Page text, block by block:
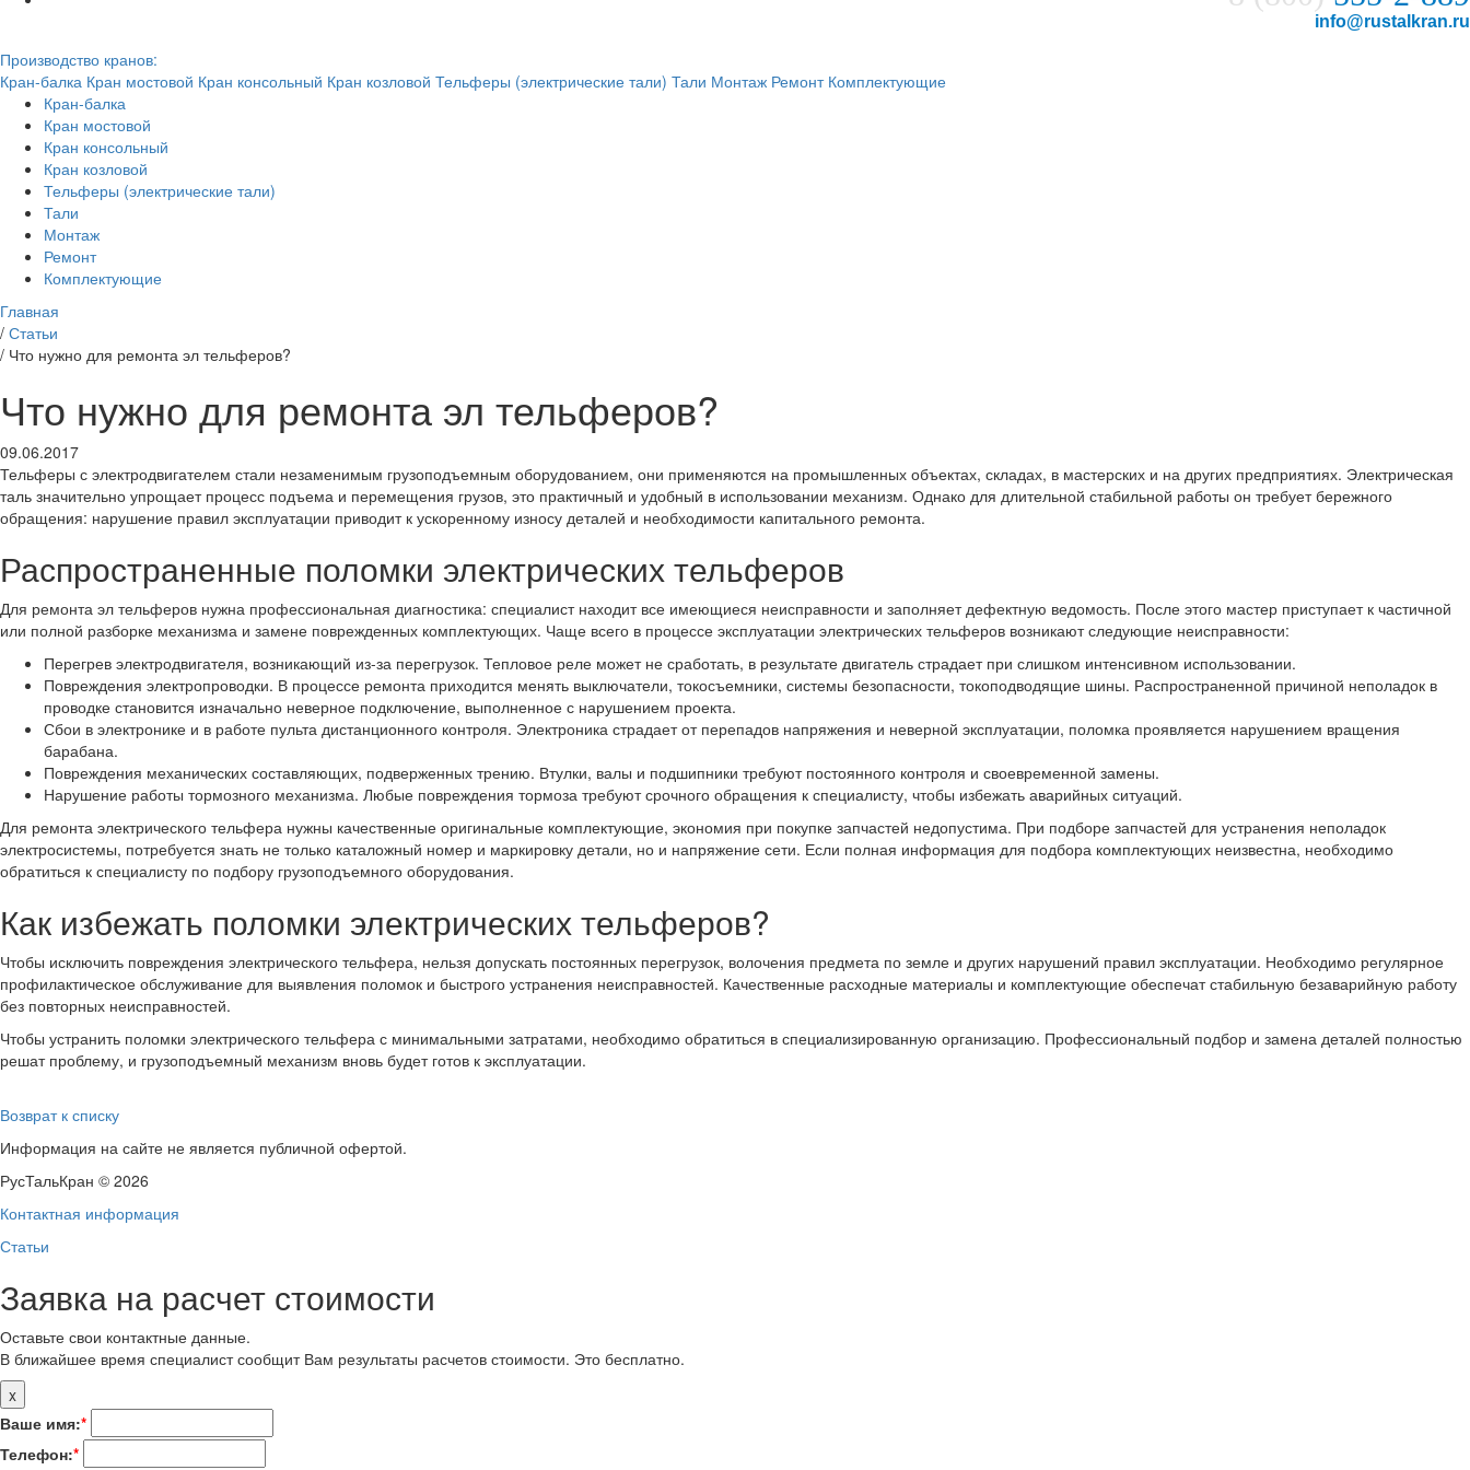
info@rustalkran.ru
Производство кранов:
Кран-балка Кран мостовой Кран консольный Кран козловой Тельферы (электрические тали) Тали Монтаж Ремонт Комплектующие
Кран-балка
Кран мостовой
Кран консольный
Кран козловой
Тельферы (электрические тали)
Тали
Монтаж
Ремонт
Комплектующие
Главная
/ Статьи
/ Что нужно для ремонта эл тельферов?
Что нужно для ремонта эл тельферов?
09.06.2017
Тельферы с электродвигателем стали незаменимым грузоподъемным оборудованием, они применяются на промышленных объектах, складах, в мастерских и на других предприятиях. Электрическая
таль значительно упрощает процесс подъема и перемещения грузов, это практичный и удобный в использовании механизм. Однако для длительной стабильной работы он требует бережного
обращения: нарушение правил эксплуатации приводит к ускоренному износу деталей и необходимости капитального ремонта.
Распространенные поломки электрических тельферов
Для ремонта эл тельферов нужна профессиональная диагностика: специалист находит все имеющиеся неисправности и заполняет дефектную ведомость. После этого мастер приступает к частичной
или полной разборке механизма и замене поврежденных комплектующих. Чаще всего в процессе эксплуатации электрических тельферов возникают следующие неисправности:
Перегрев электродвигателя, возникающий из-за перегрузок. Тепловое реле может не сработать, в результате двигатель страдает при слишком интенсивном использовании.
Повреждения электропроводки. В процессе ремонта приходится менять выключатели, токосъемники, системы безопасности, токоподводящие шины. Распространенной причиной неполадок в
проводке становится изначально неверное подключение, выполненное с нарушением проекта.
Сбои в электронике и в работе пульта дистанционного контроля. Электроника страдает от перепадов напряжения и неверной эксплуатации, поломка проявляется нарушением вращения
барабана.
Повреждения механических составляющих, подверженных трению. Втулки, валы и подшипники требуют постоянного контроля и своевременной замены.
Нарушение работы тормозного механизма. Любые повреждения тормоза требуют срочного обращения к специалисту, чтобы избежать аварийных ситуаций.
Для ремонта электрического тельфера нужны качественные оригинальные комплектующие, экономия при покупке запчастей недопустима. При подборе запчастей для устранения неполадок
электросистемы, потребуется знать не только каталожный номер и маркировку детали, но и напряжение сети. Если полная информация для подбора комплектующих неизвестна, необходимо
обратиться к специалисту по подбору грузоподъемного оборудования.
Как избежать поломки электрических тельферов?
Чтобы исключить повреждения электрического тельфера, нельзя допускать постоянных перегрузок, волочения предмета по земле и других нарушений правил эксплуатации. Необходимо регулярное
профилактическое обслуживание для выявления поломок и быстрого устранения неисправностей. Качественные расходные материалы и комплектующие обеспечат стабильную безаварийную работу
без повторных неисправностей.
Чтобы устранить поломки электрического тельфера с минимальными затратами, необходимо обратиться в специализированную организацию. Профессиональный подбор и замена деталей полностью
решат проблему, и грузоподъемный механизм вновь будет готов к эксплуатации.
Возврат к списку
Информация на сайте не является публичной офертой.
РусТальКран © 2026
Контактная информация
Статьи
Заявка на расчет стоимости
Оставьте свои контактные данные.
В ближайшее время специалист сообщит Вам результаты расчетов стоимости. Это бесплатно.
x
Ваше имя:*
Телефон:*